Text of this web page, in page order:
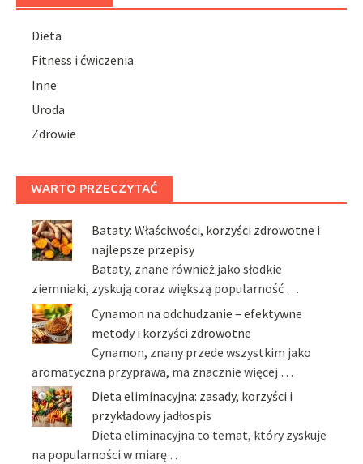
Dieta
Fitness i ćwiczenia
Inne
Uroda
Zdrowie
WARTO PRZECZYTAĆ
Bataty: Właściwości, korzyści zdrowotne i
najlepsze przepisy
Bataty, znane również jako słodkie
ziemniaki, zyskują coraz większą popularność …
Cynamon na odchudzanie – efektywne
metody i korzyści zdrowotne
Cynamon, znany przede wszystkim jako
aromatyczna przyprawa, ma znacznie więcej …
Dieta eliminacyjna: zasady, korzyści i
przykładowy jadłospis
Dieta eliminacyjna to temat, który zyskuje
na popularności w miarę …